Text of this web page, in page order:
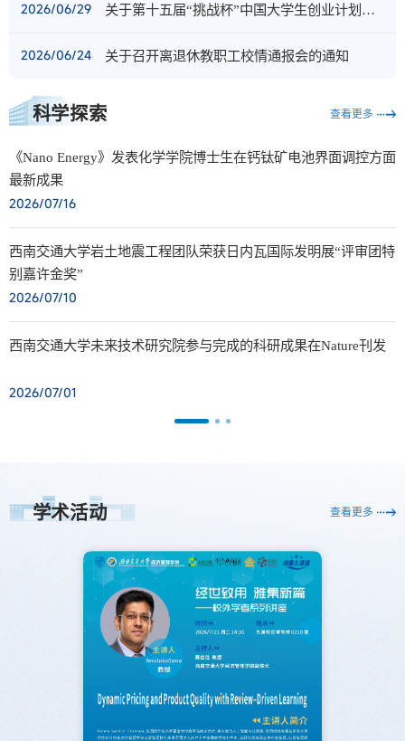
2026/06/29 关于第十五届“挑战杯”中国大学生创业计划竞赛跨校组队参赛的公示
2026/06/24 关于召开离退休教职工校情通报会的通知
科学探索 查看更多
《Nano Energy》发表化学学院博士生在钙钛矿电池界面调控方面
最新成果
2026/07/16
西南交通大学岩土地震工程团队荣获日内瓦国际发明展“评审团特
别嘉许金奖”
2026/07/10
西南交通大学未来技术研究院参与完成的科研成果在Nature刊发
2026/07/01
学术活动 查看更多